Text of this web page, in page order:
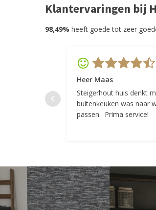
Klantervaringen bij
98,49% heeft goede tot zeer
Heer Maas
Steigerhout huis denkt
buitenkeuken was naar
passen. Prima service!